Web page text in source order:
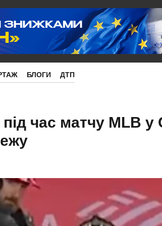
БЛОГИ ДТП
час матчу MLB у